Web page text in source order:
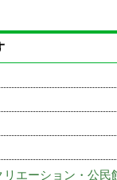
エーション・公民